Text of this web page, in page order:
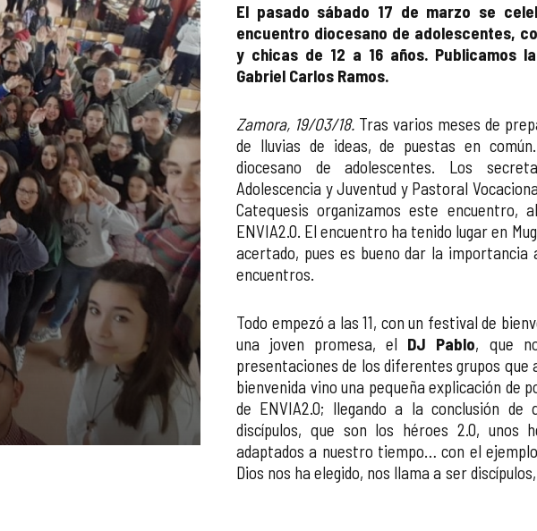
El pasado sábado 17 de marzo se
encuentro diocesano de adolescentes,
y chicas de 12 a 16 años. Publicamos
Gabriel Carlos Ramos.
Zamora, 19/03/18. Tras varios meses de
de lluvias de ideas, de puestas en
diocesano de adolescentes. Los
Adolescencia y Juventud y Pastoral
Catequesis organizamos este encuentro,
ENVIA2.0. El encuentro ha tenido lugar en
acertado, pues es bueno dar la importancia
encuentros.
Todo empezó a las 11, con un festival de
una joven promesa, el DJ Pablo, que
presentaciones de los diferentes grupos que
bienvenida vino una pequeña explicación de
de ENVIA2.0; llegando a la conclusión
discípulos, que son los héroes 2.0, unos
adaptados a nuestro tiempo… con el
Dios nos ha elegido, nos llama a ser